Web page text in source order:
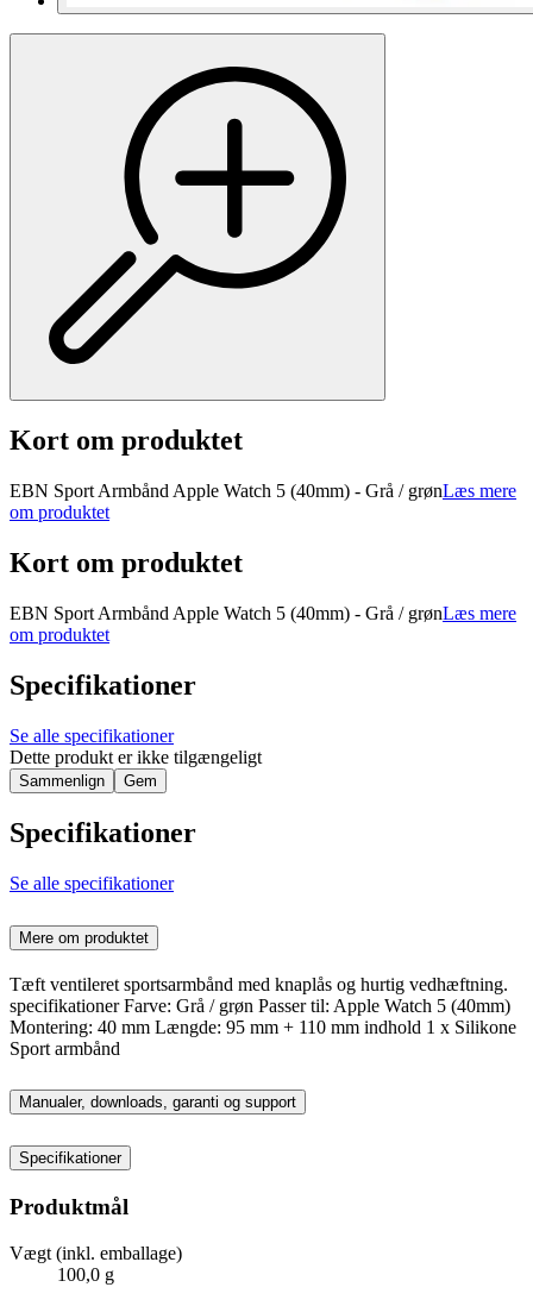
Kort om produktet
EBN Sport Armbånd Apple Watch 5 (40mm) - Grå / grønLæs mere
om produktet
Kort om produktet
EBN Sport Armbånd Apple Watch 5 (40mm) - Grå / grønLæs mere
om produktet
Specifikationer
Se alle specifikationer
Dette produkt er ikke tilgængeligt
Sammenlign Gem
Specifikationer
Se alle specifikationer
Mere om produktet
Tæft ventileret sportsarmbånd med knaplås og hurtig vedhæftning.
specifikationer Farve: Grå / grøn Passer til: Apple Watch 5 (40mm)
Montering: 40 mm Længde: 95 mm + 110 mm indhold 1 x Silikone
Sport armbånd
Manualer, downloads, garanti og support
Specifikationer
Produktmål
Vægt (inkl. emballage)
100,0 g